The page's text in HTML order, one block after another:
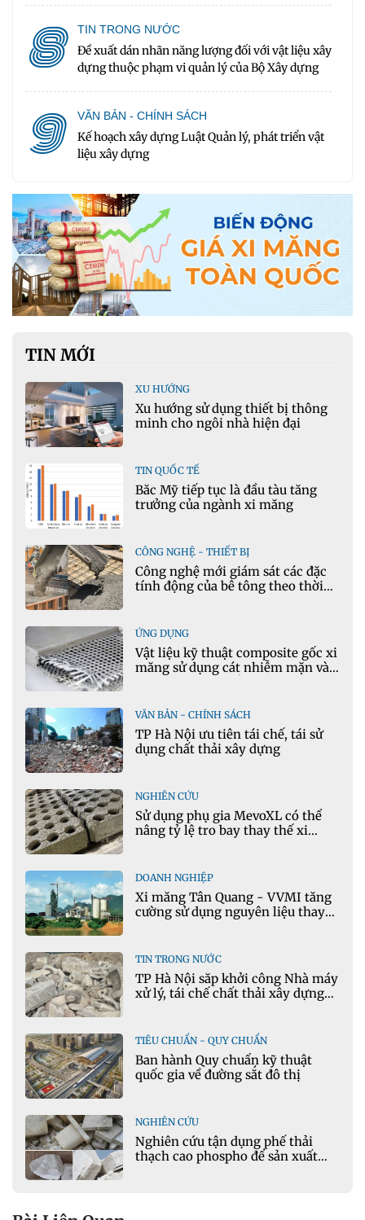
8 TIN TRONG NƯỚC
Đề xuất dán nhãn năng lượng đối với vật liệu xây
dựng thuộc phạm vi quản lý của Bộ Xây dựng
9 VĂN BẢN - CHÍNH SÁCH
Kế hoạch xây dựng Luật Quản lý, phát triển vật
liệu xây dựng
TIN MỚI
XU HƯỚNG
Xu hướng sử dụng thiết bị thông
minh cho ngôi nhà hiện đại
TIN QUỐC TẾ
Bắc Mỹ tiếp tục là đầu tàu tăng
trưởng của ngành xi măng
CÔNG NGHỆ - THIẾT BỊ
Công nghệ mới giám sát các đặc
tính động của bê tông theo thời
ỨNG DỤNG
Vật liệu kỹ thuật composite gốc xi
măng sử dụng cát nhiễm mặn và
VĂN BẢN - CHÍNH SÁCH
TP Hà Nội ưu tiên tái chế, tái sử
dụng chất thải xây dựng
NGHIÊN CỨU
Sử dụng phụ gia MevoXL có thể
nâng tỷ lệ tro bay thay thế xi
DOANH NGHIỆP
Xi măng Tân Quang - VVMI tăng
cường sử dụng nguyên liệu thay
TIN TRONG NƯỚC
TP Hà Nội sắp khởi công Nhà máy
xử lý, tái chế chất thải xây dựng
TIÊU CHUẨN - QUY CHUẨN
Ban hành Quy chuẩn kỹ thuật
quốc gia về đường sắt đô thị
NGHIÊN CỨU
Nghiên cứu tận dụng phế thải
thạch cao phospho để sản xuất